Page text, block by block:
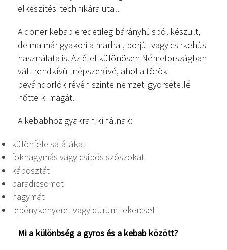
elkészítési technikára utal.
A döner kebab eredetileg bárányhúsból készült,
de ma már gyakori a marha-, borjú- vagy csirkehús
használata is. Az étel különösen Németországban
vált rendkívül népszerűvé, ahol a török
bevándorlók révén szinte nemzeti gyorsétellé
nőtte ki magát.
A kebabhoz gyakran kínálnak:
különféle salátákat
fokhagymás vagy csípős szószokat
káposztát
paradicsomot
hagymát
lepénykenyeret vagy dürüm tekercset
Mi a különbség a gyros és a kebab között?